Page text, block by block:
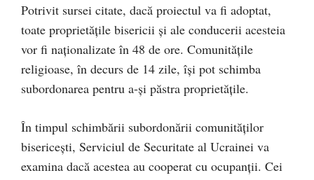
Potrivit sursei citate, dacă proiectul va fi adoptat,
toate proprietățile bisericii și ale conducerii acesteia
vor fi naționalizate în 48 de ore. Comunitățile
religioase, în decurs de 14 zile, își pot schimba
subordonarea pentru a-și păstra proprietățile.
În timpul schimbării subordonării comunităților
bisericești, Serviciul de Securitate al Ucrainei va
examina dacă acestea au cooperat cu ocupanții. Cei